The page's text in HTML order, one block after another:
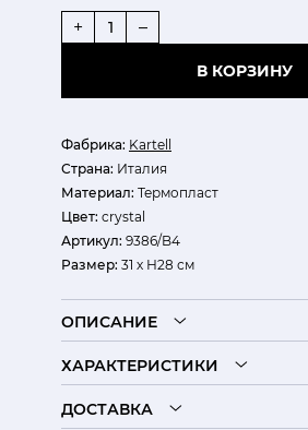
Фабрика: Kartell
Страна: Италия
Материал: Термопласт
Цвет: crystal
Артикул: 9386/B4
Размер: 31 х Н28 см
+ –
В КОРЗИНУ
ОПИСАНИЕ
ХАРАКТЕРИСТИКИ
ДОСТАВКА